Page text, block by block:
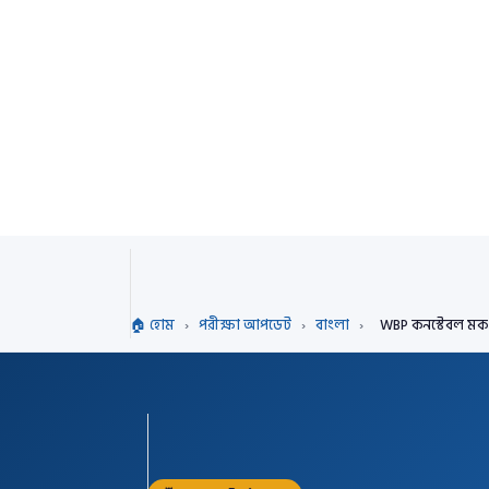
🏠 হোম › পরীক্ষা আপডেট › বাংলা › WBP কনস্টেবল মক